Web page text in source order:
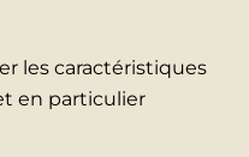
les caractéristiques
en particulier